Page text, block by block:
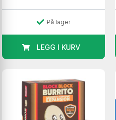
På lager
LEGG I KURV